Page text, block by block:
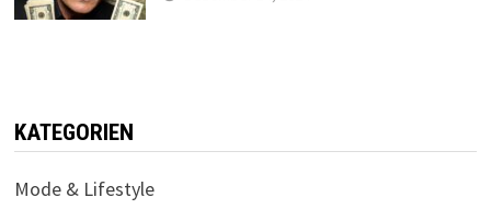
KATEGORIEN
Mode & Lifestyle